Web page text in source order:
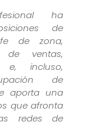
ha
de
de zona,
ventas,
e, incluso,
de
aporta una
que afronta
redes de